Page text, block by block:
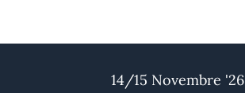
14/15 Novembre '26